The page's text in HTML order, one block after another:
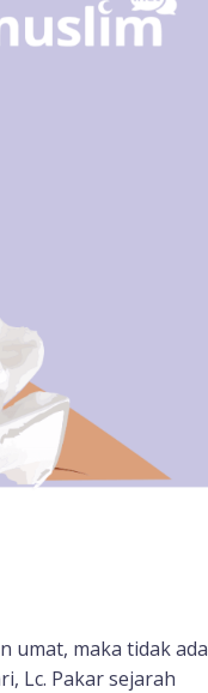
umat, maka tidak ada
Lc. Pakar sejarah